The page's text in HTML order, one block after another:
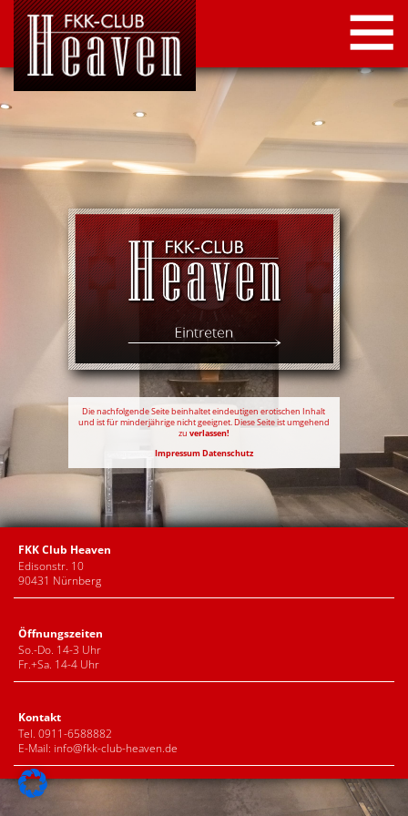
STARTSEITE
LOCATION
NEWS
KONTAKT
IMPRESSUM
DATENSCHUTZ
Die nachfolgende Seite beinhaltet eindeutigen erotischen Inhalt
und ist für minderjährige nicht geeignet. Diese Seite ist umgehend
zu verlassen!
Impressum Datenschutz
FKK Club Heaven
Edisonstr. 10
90431 Nürnberg
Öffnungszeiten
So.-Do. 14-3 Uhr
Fr.+Sa. 14-4 Uhr
Kontakt
Tel. 0911-6588882
E-Mail: info@fkk-club-heaven.de